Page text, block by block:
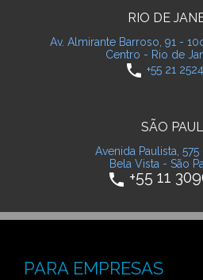
RIO DE
Av. Almirante Barroso, 91 -
Centro - Rio de
phone +55 21
SÃO
Avenida Paulista,
Bela Vista - São
phone +55 11
PARA EMPRESAS